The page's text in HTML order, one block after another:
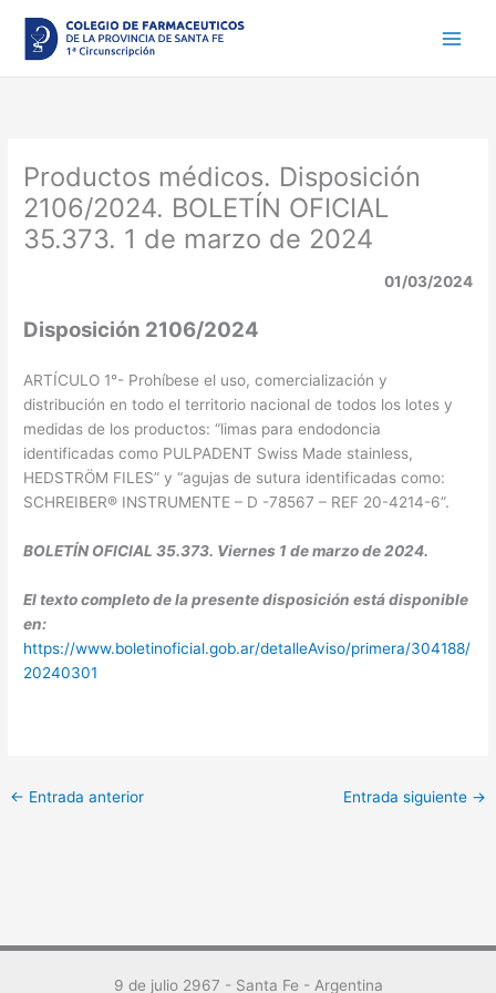
contenido
Productos médicos. Disposición
2106/2024. BOLETÍN OFICIAL
35.373. 1 de marzo de 2024
01/03/2024
Disposición 2106/2024
ARTÍCULO 1°- Prohíbese el uso, comercialización y
distribución en todo el territorio nacional de todos los lotes y
medidas de los productos: “limas para endodoncia
identificadas como PULPADENT Swiss Made stainless,
HEDSTRÖM FILES” y “agujas de sutura identificadas como:
SCHREIBER® INSTRUMENTE – D -78567 – REF 20-4214-6”.
BOLETÍN OFICIAL 35.373. Viernes 1 de marzo de 2024.
El texto completo de la presente disposición está disponible
en:
https://www.boletinoficial.gob.ar/detalleAviso/primera/304188/
20240301
← Entrada anterior Entrada siguiente →
9 de julio 2967 - Santa Fe - Argentina